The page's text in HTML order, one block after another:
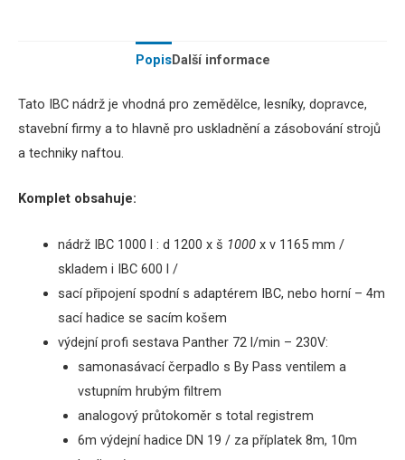
PopisDalší informace
Tato IBC nádrž je vhodná pro zemědělce, lesníky, dopravce,
stavební firmy a to hlavně pro uskladnění a zásobování strojů
a techniky naftou.
Komplet obsahuje:
nádrž IBC 1000 l : d 1200 x š 1000x v 1165 mm /
skladem i IBC 600 l /
sací připojení spodní s adaptérem IBC, nebo horní – 4m
sací hadice se sacím košem
výdejní profi sestava Panther 72 l/min – 230V:
samonasávací čerpadlo s By Pass ventilem a
vstupním hrubým filtrem
analogový průtokoměr s total registrem
6m výdejní hadice DN 19 / za příplatek 8m, 10m